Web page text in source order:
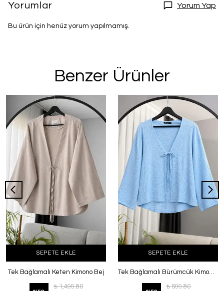
Yorumlar Yorum Yap
Bu ürün için henüz yorum yapılmamış.
Benzer Ürünler
SEPETE EKLE
Tek Bağlamalı Keten Kimono Bej
₺ 1,499.80
SEPETE EKLE
Tek Bağlamalı Bürümcük Kimono Bebe Mavi
₺ 599.80